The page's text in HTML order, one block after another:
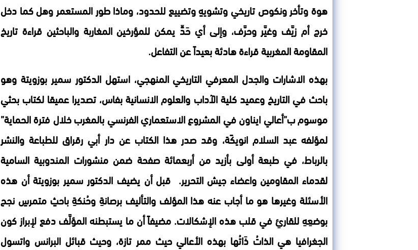
هوة وتأخر ونكوص تاريخي وتشويهٍ وتضييع للحدود، وماذا طور المستعمر وهل كما دخل
خرج أم زيَّف وغيَّر وحرَّف، وإلى أي حَدٍّ يمكن للمؤرخين المغاربة والباحثين قراءة تاريخ
المقاومة المغربية قراءة هادئة بعيداً عن التفاعل.
بهذه الاشارات والجدل المعرفي التاريخي المنهجي، استهل الدكتور سمير بوزويتة وهو
باحث في التاريخ وعميد كلية الآداب والعلوم الانسانية بفاس، تصديرا عميقا لكتاب بحثي
موسوم ب”أعالي ايناون في المشروع الاستعماري الفرنسي بالمغرب خلال فترة الحماية”
لمؤلفه عبد السلام انويكًة، وقد صدر هذا الكتاب عن دار أبي رقراق للطباعة والنشر
بالرباط، في طبعة أولى بأزيد من أربعمائة صفحة ضمن منشورات المندوبية السامية
لقدماء المقاومين واعضاء جيش التحرير. قبل أن يضيف الدكتور سمير بوزويتة أن هذه
الأسئلة وغيرها هو ما أجاب عنه هذا المؤلف والتأليف برصانةِ وحُنكةِ باحثٍ متمرسٍ نجح
بوضعِهِ للقارئِ في قلب هذه الإشكالات. مضيفاً أن ما يستبطنه المؤلَّف دفع لإبراز كون
الجغرافيا هي الذاتُ ذَاتُها بهذه الأعالي حيث ممر تازة، وحيث قبائل البرانس واتسول